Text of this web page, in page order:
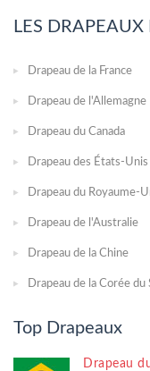
LES
Drapeau de la France
Drapeau de l'Allemagne
Drapeau du Canada
Drapeau des États-Unis
Drapeau du Royaume-
Drapeau de l'Australie
Drapeau de la Chine
Drapeau de la Corée du
Top Drapeaux
Drapeau